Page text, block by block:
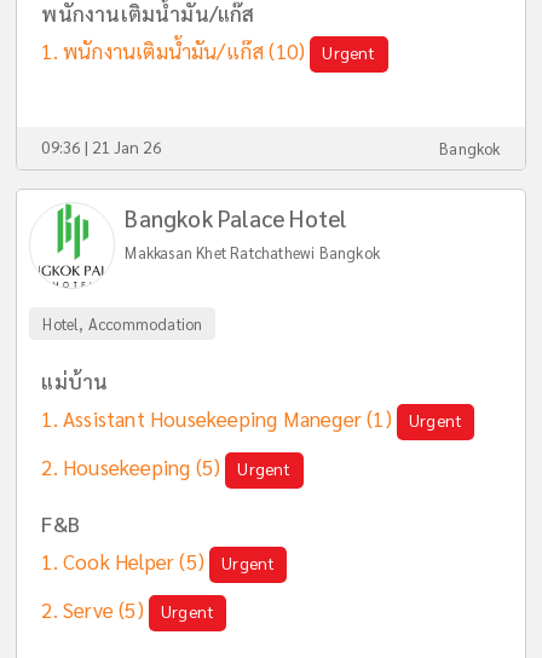
พนักงานเติมน้ำมัน/แก๊ส
พนักงานเติมน้ำมัน/แก๊ส(10) Urgent
09:36 | 21 Jan 26 Bangkok
Bangkok Palace Hotel
Makkasan Khet Ratchathewi Bangkok
Hotel, Accommodation
แม่บ้าน
Assistant Housekeeping Maneger(1) Urgent
Housekeeping (5) Urgent
F&B
Cook Helper(5) Urgent
Serve(5) Urgent